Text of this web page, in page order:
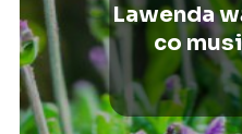
Lawenda
co